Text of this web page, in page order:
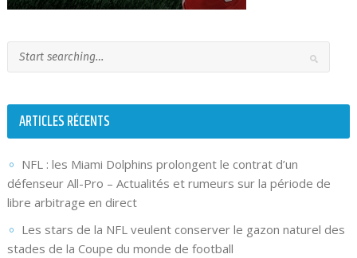
ARTICLES RÉCENTS
NFL : les Miami Dolphins prolongent le contrat d’un
défenseur All-Pro – Actualités et rumeurs sur la période de
libre arbitrage en direct
Les stars de la NFL veulent conserver le gazon naturel des
stades de la Coupe du monde de football